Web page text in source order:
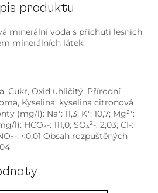
produktu
minerální voda s příchutí lesních
minerálních látek.
Cukr, Oxid uhličitý, Přírodní
Kyselina: kyselina citronová
(mg/l): Na⁺: 11,3; K⁺: 10,7; Mg²⁺:
l): HCO₃-: 111,0; SO₄²-: 2,03; CI-:
: <0,01 Obsah rozpuštěných